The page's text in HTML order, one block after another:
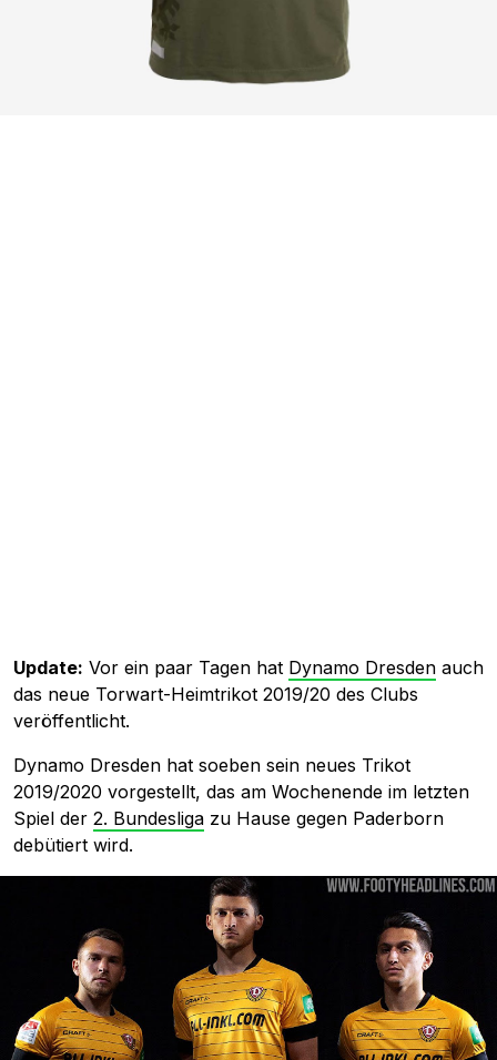
Update: Vor ein paar Tagen hat Dynamo Dresden auch
das neue Torwart-Heimtrikot 2019/20 des Clubs
veröffentlicht.
Dynamo Dresden hat soeben sein neues Trikot
2019/2020 vorgestellt, das am Wochenende im letzten
Spiel der 2. Bundesliga zu Hause gegen Paderborn
debütiert wird.